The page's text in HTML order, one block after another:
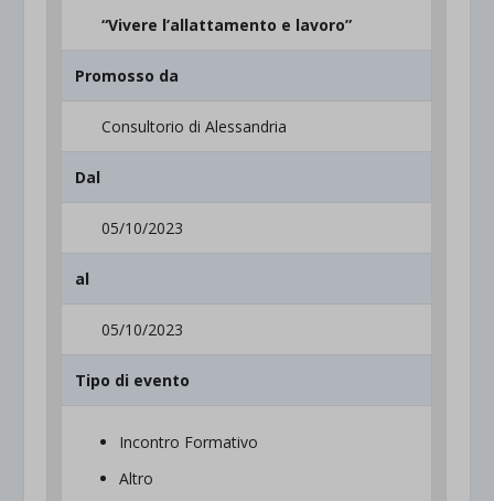
“Vivere l’allattamento e lavoro”
Promosso da
Consultorio di Alessandria
Dal
05/10/2023
al
05/10/2023
Tipo di evento
Incontro Formativo
Altro